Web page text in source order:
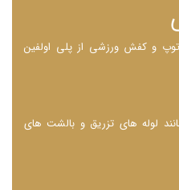
توپ و کفش ورزشی از پلی اولفین
لوله ‌های تزریق و بالشت ‌های